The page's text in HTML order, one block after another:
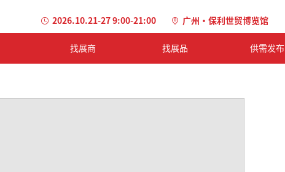
2026.10.21-27 9:00-21:00 广州·保利世贸博览馆
找展商 找展品 供需发布